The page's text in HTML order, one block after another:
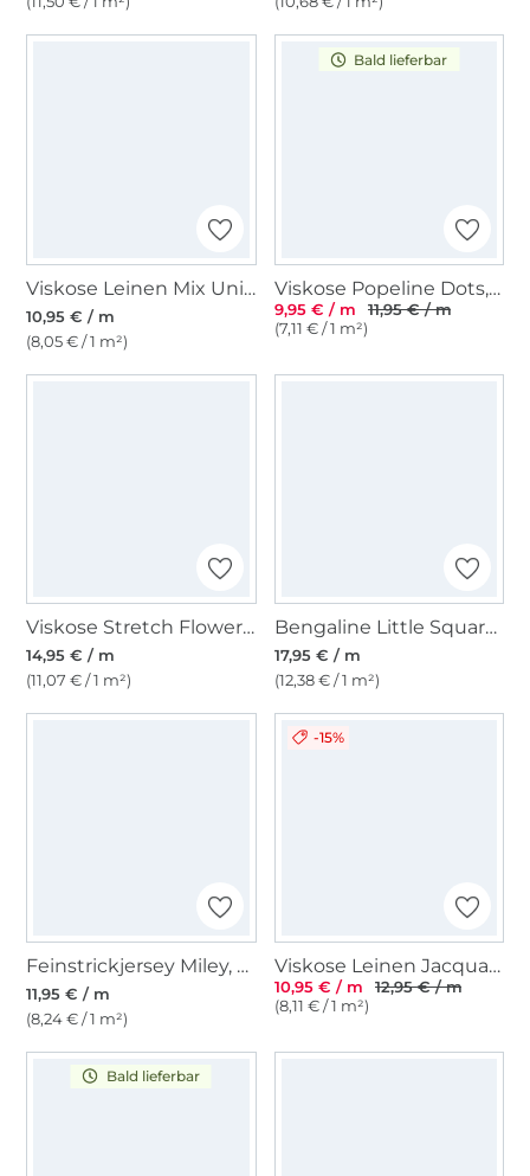
Viskose Leinen Mix Uni, gelb
10,95 € / m
(8,05 € / 1 m²)
Bald lieferbar
Viskose Popeline Dots, schwarz
9,95 € / m
11,95 € / m
(7,11 € / 1 m²)
Viskose Stretch Flower Shades, schwarz
14,95 € / m
(11,07 € / 1 m²)
Bengaline Little Squares, blau
17,95 € / m
(12,38 € / 1 m²)
Feinstrickjersey Miley, schwarz
11,95 € / m
(8,24 € / 1 m²)
-15%
Viskose Leinen Jacquard, altrosé
10,95 € / m
12,95 € / m
(8,11 € / 1 m²)
Bald lieferbar